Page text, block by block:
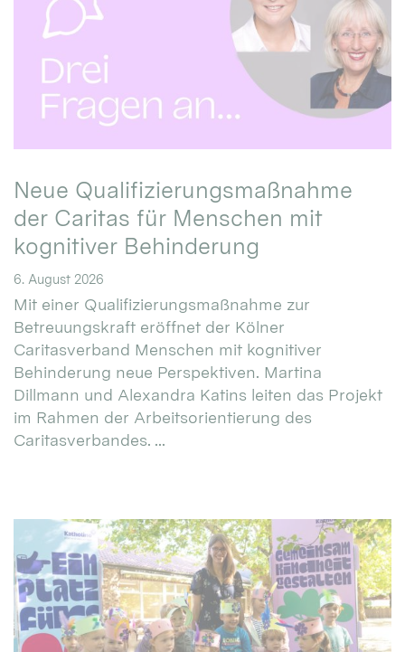
Neue Qualifizierungsmaßnahme
der Caritas für Menschen mit
kognitiver Behinderung
6. August 2026
Mit einer Qualifizierungsmaßnahme zur
Betreuungskraft eröffnet der Kölner
Caritasverband Menschen mit kognitiver
Behinderung neue Perspektiven. Martina
Dillmann und Alexandra Katins leiten das Projekt
im Rahmen der Arbeitsorientierung des
Caritasverbandes. ...